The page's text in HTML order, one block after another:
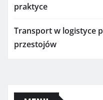
praktyce
Transport w logistyce
przestojów